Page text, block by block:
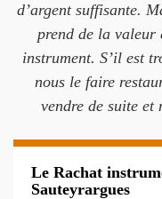
d’argent suffisante.
prend de la valeur
instrument. S’il est
nous le faire
vendre de suite et
Le Rachat
Sauteyrargues